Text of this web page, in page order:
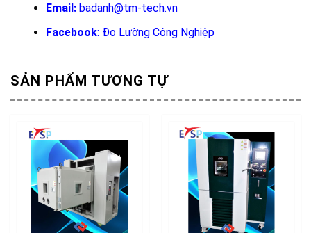
Email: badanh@tm-tech.vn
Facebook: Đo Lường Công Nghiệp
SẢN PHẨM TƯƠNG TỰ